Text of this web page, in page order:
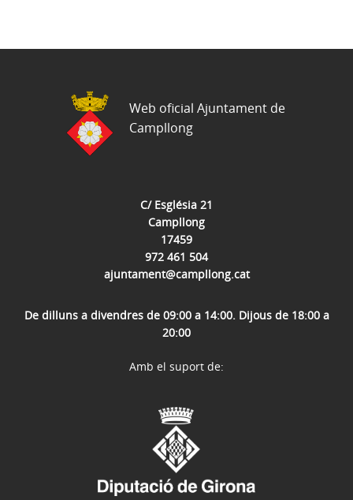
C/ Església 21
Campllong
17459
972 461 504
ajuntament@campllong.cat
De dilluns a divendres de 09:00 a 14:00. Dijous de 18:00 a
20:00
Web oficial Ajuntament de
Campllong
Amb el suport de: